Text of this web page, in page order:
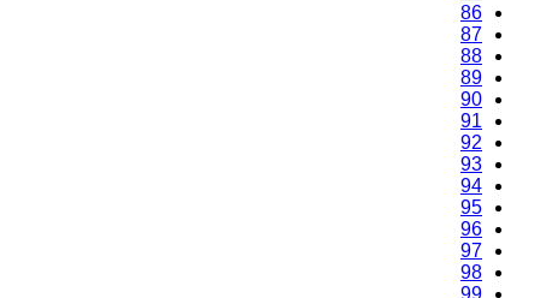
86
87
88
89
90
91
92
93
94
95
96
97
98